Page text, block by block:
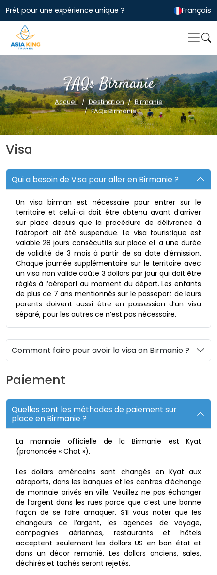
Prêt pour une expérience unique ? Français
FAQs Birmanie
Accueil Destination
Birmanie
FAQs Birmanie
Visa
Qui a besoin de Visa pour aller en Birmanie ?
Un visa birman est nécessaire pour entrer sur le
territoire et celui-ci doit être obtenu avant d’arriver
sur place depuis que la procédure de délivrance à
l’aéroport ait été suspendue. Le visa touristique est
valable 28 jours consécutifs sur place et a une durée
de validité de 3 mois à partir de sa date d’émission.
Chaque journée supplémentaire sur le territoire avec
un visa non valide coûte 3 dollars par jour qui doit être
réglés à l’aéroport au moment du départ. Les enfants
de plus de 7 ans mentionnés sur le passeport de leurs
parents doivent aussi être en possession d’un visa
séparé, pour les autres ce n’est pas nécessaire.
Comment faire pour avoir le visa en Birmanie ?
Paiement
Quelles sont les méthodes de paiement sur
place en Birmanie ?
La monnaie officielle de la Birmanie est Kyat
(prononcée « Chat »).
Les dollars américains sont changés en Kyat aux
aéroports, dans les banques et les centres d’échange
de monnaie privés en ville. Veuillez ne pas échanger
de l’argent dans les rues parce que c’est une bonne
façon de se faire arnaquer. S’il vous noter que les
changeurs de l’argent, les agences de voyage,
compagnies aériennes, restaurants et hôtels
acceptent seulement les dollars US en bon état et
dans un décor remanié. Les dollars anciens, sales,
déchirés et tachés seront rejetés.